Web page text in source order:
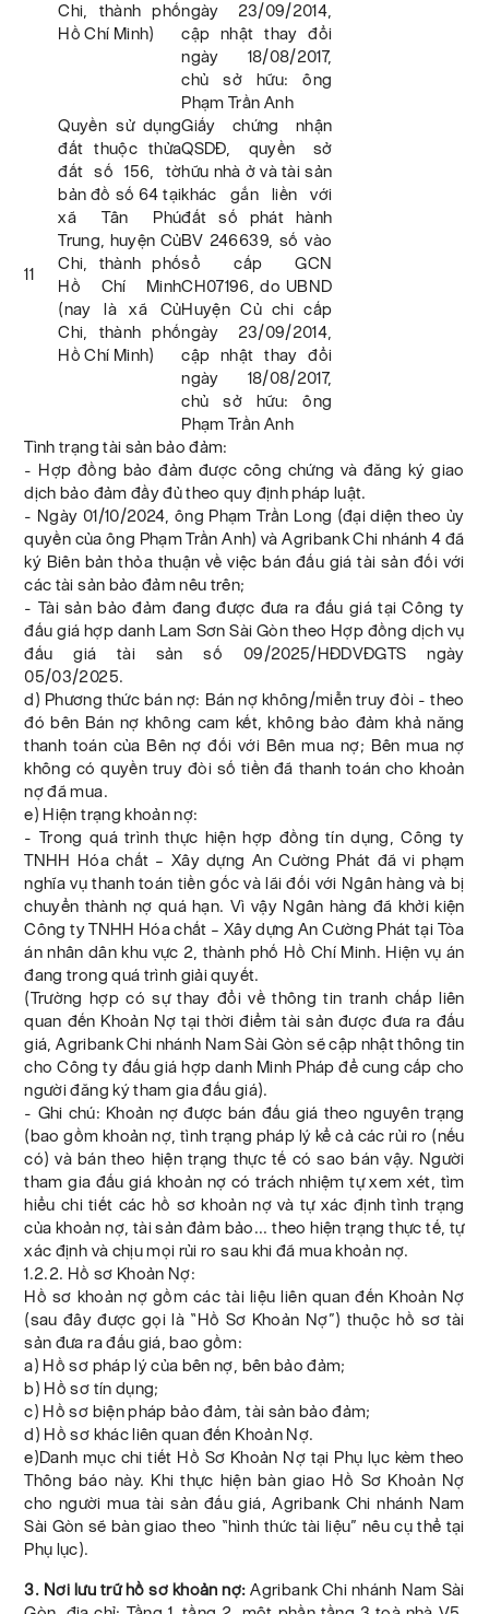
Chi, thành phố
Hồ Chí Minh)
ngày 23/09/2014,
cập nhật thay đổi
ngày 18/08/2017,
chủ sở hữu: ông
Phạm Trần Anh
11
Quyền sử dụng
đất thuộc thửa
đất số 156, tờ
bản đồ số 64 tại
xã Tân Phú
Trung, huyện Củ
Chi, thành phố
Hồ Chí Minh
(nay là xã Củ
Chi, thành phố
Hồ Chí Minh)
Giấy chứng nhận
QSDĐ, quyền sở
hữu nhà ở và tài sản
khác gắn liền với
đất số phát hành
BV 246639, số vào
sổ cấp GCN
CH07196, do UBND
Huyện Củ chi cấp
ngày 23/09/2014,
cập nhật thay đổi
ngày 18/08/2017,
chủ sở hữu: ông
Phạm Trần Anh
Tình trạng tài sản bảo đảm:
- Hợp đồng bảo đảm được công chứng và đăng ký giao
dịch bảo đảm đầy đủ theo quy định pháp luật.
- Ngày 01/10/2024, ông Phạm Trần Long (đại diện theo ủy
quyền của ông Phạm Trần Anh) và Agribank Chi nhánh 4 đã
ký Biên bản thỏa thuận về việc bán đấu giá tài sản đối với
các tài sản bảo đảm nêu trên;
- Tài sản bảo đảm đang được đưa ra đấu giá tại Công ty
đấu giá hợp danh Lam Sơn Sài Gòn theo Hợp đồng dịch vụ
đấu giá tài sản số 09/2025/HĐDVĐGTS ngày
05/03/2025.
d) Phương thức bán nợ: Bán nợ không/miễn truy đòi - theo
đó bên Bán nợ không cam kết, không bảo đảm khả năng
thanh toán của Bên nợ đối với Bên mua nợ; Bên mua nợ
không có quyền truy đòi số tiền đã thanh toán cho khoản
nợ đã mua.
e) Hiện trạng khoản nợ:
- Trong quá trình thực hiện hợp đồng tín dụng, Công ty
TNHH Hóa chất – Xây dựng An Cường Phát đã vi phạm
nghĩa vụ thanh toán tiền gốc và lãi đối với Ngân hàng và bị
chuyển thành nợ quá hạn. Vì vậy Ngân hàng đã khởi kiện
Công ty TNHH Hóa chất – Xây dựng An Cường Phát tại Tòa
án nhân dân khu vực 2, thành phố Hồ Chí Minh. Hiện vụ án
đang trong quá trình giải quyết.
(Trường hợp có sự thay đổi về thông tin tranh chấp liên
quan đến Khoản Nợ tại thời điểm tài sản được đưa ra đấu
giá, Agribank Chi nhánh Nam Sài Gòn sẽ cập nhật thông tin
cho Công ty đấu giá hợp danh Minh Pháp để cung cấp cho
người đăng ký tham gia đấu giá).
- Ghi chú: Khoản nợ được bán đấu giá theo nguyên trạng
(bao gồm khoản nợ, tình trạng pháp lý kể cả các rủi ro (nếu
có) và bán theo hiện trạng thực tế có sao bán vậy. Người
tham gia đấu giá khoản nợ có trách nhiệm tự xem xét, tìm
hiểu chi tiết các hồ sơ khoản nợ và tự xác định tình trạng
của khoản nợ, tài sản đảm bảo... theo hiện trạng thực tế, tự
xác định và chịu mọi rủi ro sau khi đã mua khoản nợ.
1.2.2. Hồ sơ Khoản Nợ:
Hồ sơ khoản nợ gồm các tài liệu liên quan đến Khoản Nợ
(sau đây được gọi là “Hồ Sơ Khoản Nợ”) thuộc hồ sơ tài
sản đưa ra đấu giá, bao gồm:
a) Hồ sơ pháp lý của bên nợ, bên bảo đảm;
b) Hồ sơ tín dụng;
c) Hồ sơ biện pháp bảo đảm, tài sản bảo đảm;
d) Hồ sơ khác liên quan đến Khoản Nợ.
e)Danh mục chi tiết Hồ Sơ Khoản Nợ tại Phụ lục kèm theo
Thông báo này. Khi thực hiện bàn giao Hồ Sơ Khoản Nợ
cho người mua tài sản đấu giá, Agribank Chi nhánh Nam
Sài Gòn sẽ bàn giao theo “hình thức tài liệu” nêu cụ thể tại
Phụ lục).
3. Nơi lưu trữ hồ sơ khoản nợ: Agribank Chi nhánh Nam Sài